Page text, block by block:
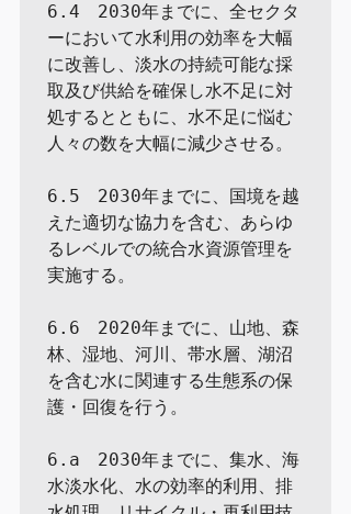
6.4　2030年までに、全セクタ
ーにおいて水利用の効率を大幅
に改善し、淡水の持続可能な採
取及び供給を確保し水不足に対
処するとともに、水不足に悩む
人々の数を大幅に減少させる。
6.5　2030年までに、国境を越
えた適切な協力を含む、あらゆ
るレベルでの統合水資源管理を
実施する。
6.6　2020年までに、山地、森
林、湿地、河川、帯水層、湖沼
を含む水に関連する生態系の保
護・回復を行う。
6.a　2030年までに、集水、海
水淡水化、水の効率的利用、排